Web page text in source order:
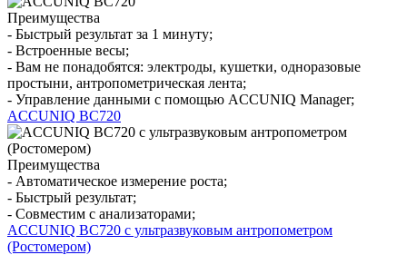
Преимущества
- Быстрый результат за 1 минуту;
- Встроенные весы;
- Вам не понадобятся: электроды, кушетки, одноразовые
простыни, антропометрическая лента;
- Управление данными с помощью ACCUNIQ Manager;
ACCUNIQ BC720
Преимущества
- Автоматическое измерение роста;
- Быстрый результат;
- Совместим с анализаторами;
ACCUNIQ BC720 с ультразвуковым антропометром
(Ростомером)